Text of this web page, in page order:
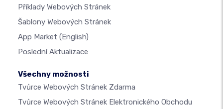
Příklady Webových Stránek
Šablony Webových Stránek
App Market (English)
Poslední Aktualizace
Všechny možnosti
Tvůrce Webových Stránek Zdarma
Tvůrce Webových Stránek Elektronického Obchodu